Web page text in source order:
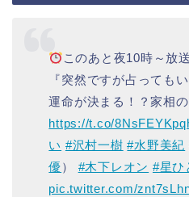
このあと夜10時～放送
『突然ですが占っても
運命が決まる！？家相
https://t.co/
い #沢村一樹 #水野美紀
優） #木下レオン #星ひ
pic.twitter.com/